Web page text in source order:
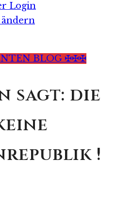
Login
ändern
BLOG ✠✠✠
sagt: die
!